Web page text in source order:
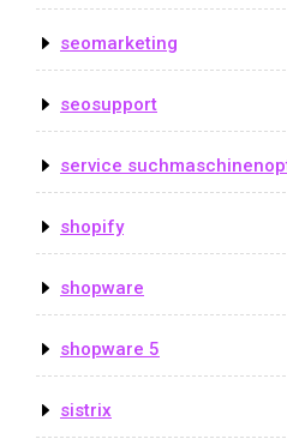
seomarketing
seosupport
service
shopify
shopware
shopware 5
sistrix